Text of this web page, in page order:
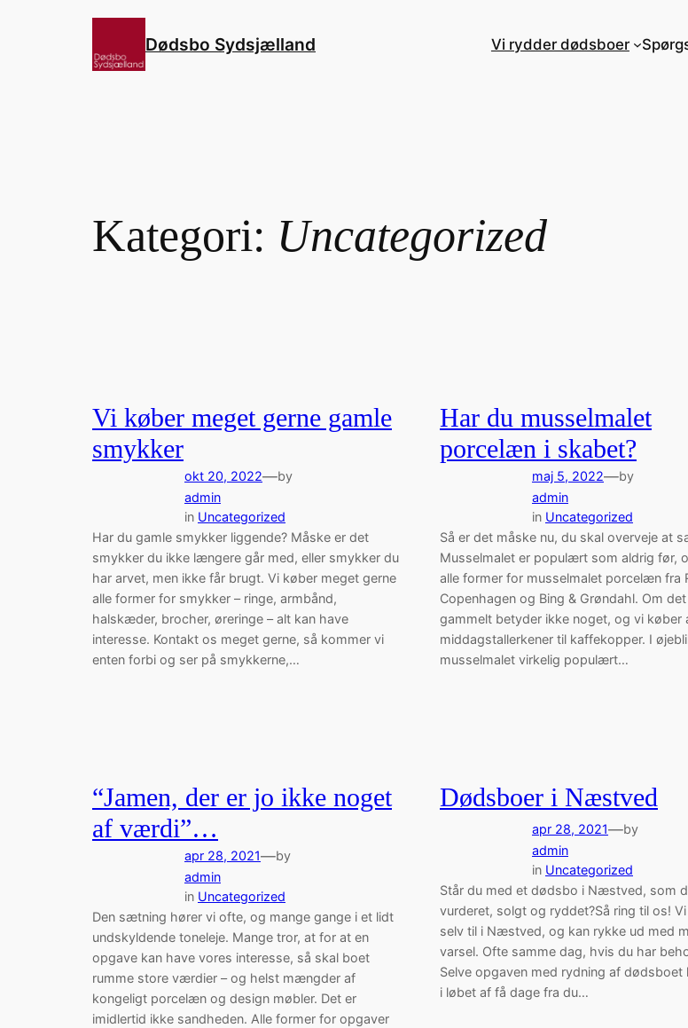
Dødsbo Sydsjælland Vi rydder dødsboer
Kategori: Uncategorized
Vi køber meget gerne gamle
smykker
okt 20, 2022—by
admin
in Uncategorized
Har du gamle smykker liggende? Måske er det
smykker du ikke længere går med, eller smykker du
har arvet, men ikke får brugt. Vi køber meget gerne
alle former for smykker – ringe, armbånd,
halskæder, brocher, øreringe – alt kan have
interesse. Kontakt os meget gerne, så kommer vi
enten forbi og ser på smykkerne,…
Har du musselmalet
porcelæn i skabet?
maj 5, 2022—by
admin
in Uncategorized
Så er det måske nu, du skal overveje at
Musselmalet er populært som aldrig før,
alle former for musselmalet porcelæn fra
Copenhagen og Bing & Grøndahl. Om
gammelt betyder ikke noget, og vi køber
middagstallerkener til kaffekopper. I
musselmalet virkelig populært…
“Jamen, der er jo ikke noget
af værdi”…
apr 28, 2021—by
admin
in Uncategorized
Den sætning hører vi ofte, og mange gange i et lidt
undskyldende toneleje. Mange tror, at for at en
opgave kan have vores interesse, så skal boet
rumme store værdier – og helst mængder af
kongeligt porcelæn og design møbler. Det er
imidlertid ikke sandheden. Alle former for opgaver
Dødsboer i Næstved
apr 28, 2021—by
admin
in Uncategorized
Står du med et dødsbo i Næstved, som
vurderet, solgt og ryddet?Så ring til os!
selv til i Næstved, og kan rykke ud med
varsel. Ofte samme dag, hvis du har
Selve opgaven med rydning af dødsboet
i løbet af få dage fra du…